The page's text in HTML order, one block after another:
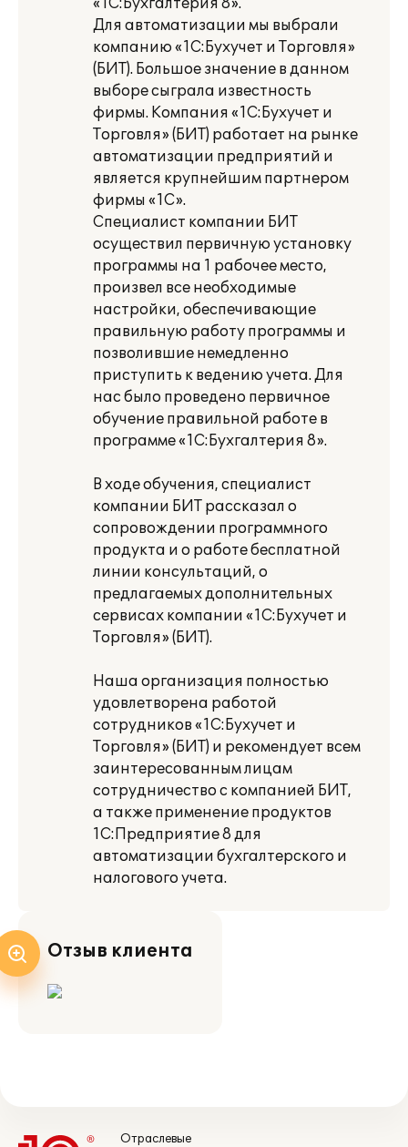
«1С:Бухгалтерия 8».
Для автоматизации мы выбрали
компанию «1С:Бухучет и Торговля»
(БИТ). Большое значение в данном
выборе сыграла известность
фирмы. Компания «1С:Бухучет и
Торговля» (БИТ) работает на рынке
автоматизации предприятий и
является крупнейшим партнером
фирмы «1С».
Специалист компании БИТ
осуществил первичную установку
программы на 1 рабочее место,
произвел все необходимые
настройки, обеспечивающие
правильную работу программы и
позволившие немедленно
приступить к ведению учета. Для
нас было проведено первичное
обучение правильной работе в
программе «1С:Бухгалтерия 8».
В ходе обучения, специалист
компании БИТ рассказал о
сопровождении программного
продукта и о работе бесплатной
линии консультаций, о
предлагаемых дополнительных
сервисах компании «1С:Бухучет и
Торговля» (БИТ).
Наша организация полностью
удовлетворена работой
сотрудников «1С:Бухучет и
Торговля» (БИТ) и рекомендует всем
заинтересованным лицам
сотрудничество с компанией БИТ,
а также применение продуктов
1С:Предприятие 8 для
автоматизации бухгалтерского и
налогового учета.
Отзыв клиента
Отраслевые